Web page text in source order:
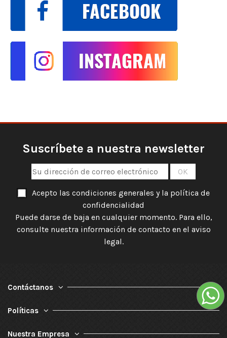
Suscríbete a nuestra newsletter
Acepto las condiciones generales y la política de
confidencialidad
Puede darse de baja en cualquier momento. Para ello,
consulte nuestra información de contacto en el aviso
legal.
Contáctanos
Políticas
Nuestra Empresa